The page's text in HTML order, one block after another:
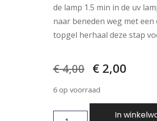
de lamp 1.5 min in de uv
naar beneden weg met
topgel herhaal deze stap
€4,00 €2,00
6 op voorraad
In